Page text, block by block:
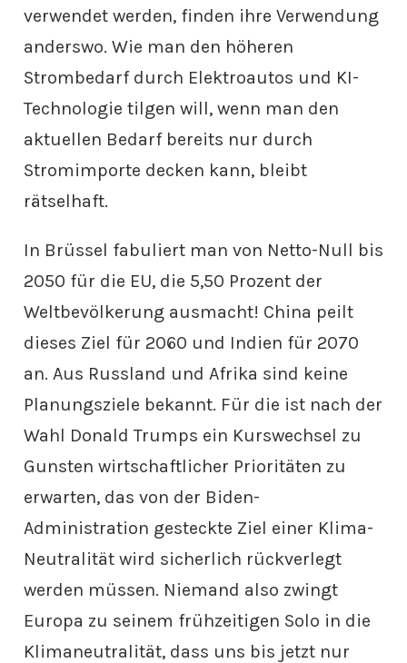
verwendet werden, finden ihre Verwendung
anderswo. Wie man den höheren
Strombedarf durch Elektroautos und KI-
Technologie tilgen will, wenn man den
aktuellen Bedarf bereits nur durch
Stromimporte decken kann, bleibt
rätselhaft.
In Brüssel fabuliert man von Netto-Null bis
2050 für die EU, die 5,50 Prozent der
Weltbevölkerung ausmacht! China peilt
dieses Ziel für 2060 und Indien für 2070
an. Aus Russland und Afrika sind keine
Planungsziele bekannt. Für die ist nach der
Wahl Donald Trumps ein Kurswechsel zu
Gunsten wirtschaftlicher Prioritäten zu
erwarten, das von der Biden-
Administration gesteckte Ziel einer Klima-
Neutralität wird sicherlich rückverlegt
werden müssen. Niemand also zwingt
Europa zu seinem frühzeitigen Solo in die
Klimaneutralität, dass uns bis jetzt nur